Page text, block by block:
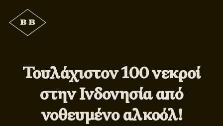
Τουλάχιστον 100 νεκροί
στην Ινδονησία από
νοθευμένο αλκοόλ!